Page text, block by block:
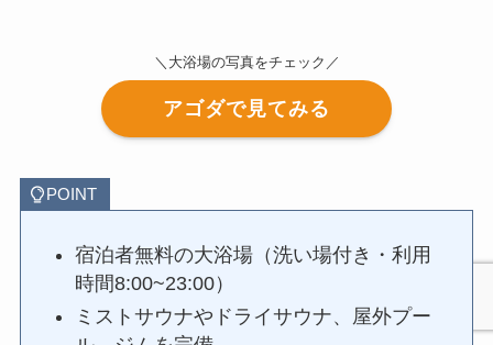
＼大浴場の写真をチェック／
アゴダで見てみる
POINT
宿泊者無料の大浴場（洗い場付き・利用
時間8:00~23:00）
ミストサウナやドライサウナ、屋外プー